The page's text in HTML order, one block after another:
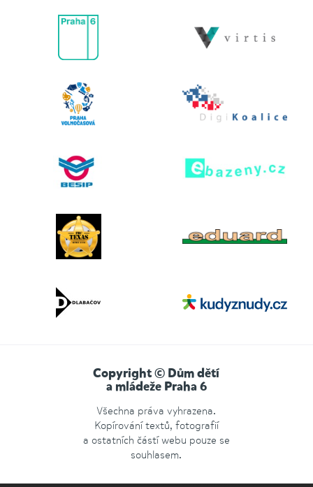
Copyright © Dům dětí
a mládeže Praha 6
Všechna práva vyhrazena.
Kopírování textů, fotografií
a ostatních částí webu pouze se
souhlasem.